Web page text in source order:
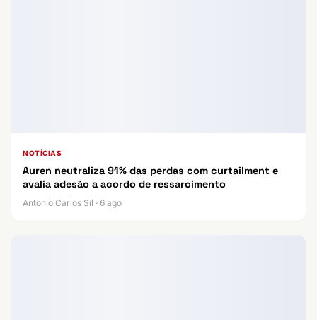
NOTÍCIAS
Auren neutraliza 91% das perdas com curtailment e
avalia adesão a acordo de ressarcimento
Antonio Carlos Sil · 6 ago